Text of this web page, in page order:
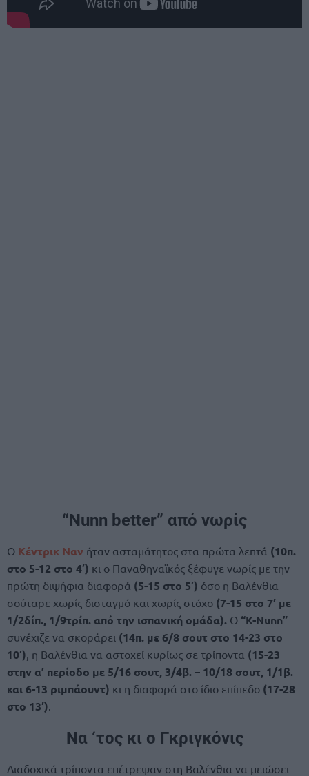
“Nunn better” από νωρίς
Ο Κέντρικ Ναν ήταν ασταμάτητος στα πρώτα λεπτά (10π.
στο 5-12 στο 4′) κι ο Παναθηναϊκός ξέφυγε νωρίς με την
πρώτη διψήφια διαφορά (5-15 στο 5′) όσο η Βαλένθια
σούταρε χωρίς δισταγμό και χωρίς στόχο (7-15 στο 7′ με
1/2δίπ., 1/9τρίπ. από την ισπανική ομάδα). Ο “K-Nunn”
συνέχιζε να σκοράρει (14π. με 6/8 σουτ στο 14-23 στο
10′) , η Βαλένθια να αστοχεί κυρίως σε τρίποντα (15-23
στην α’ περίοδο με 5/16 σουτ, 3/4β. – 10/18 σουτ, 1/1β.
και 6-13 ριμπάουντ) κι η διαφορά στο ίδιο επίπεδο (17-28
στο 13′)
Να ‘τος κι ο Γκριγκόνις
Διαδοχικά τρίποντα επέτρεψαν στη Βαλένθια να μειώσει